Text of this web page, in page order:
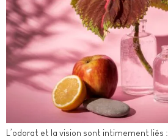
L’odorat et la vision sont intimement